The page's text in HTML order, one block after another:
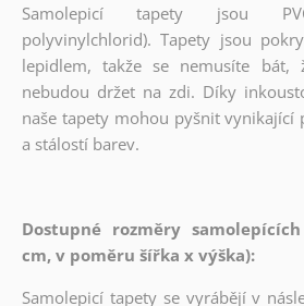
Samolepicí tapety jsou
polyvinylchlorid). Tapety jsou
lepidlem, takže se nemusíte bát,
nebudou držet na zdi. Díky
naše tapety mohou pyšnit
a stálostí barev.
Dostupné rozměry
cm, v poměru šířka x výška):
Samolepicí tapety se vyrábějí v